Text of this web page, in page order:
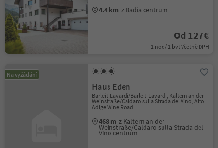
4.4 km z Badia centrum
Od 127€
1 noc / 1 byt Včetně DPH
Na vyžádání
Haus Eden
Barleit-Lavardi/Barleit-Lavardi, Kaltern an der
Weinstraße/Caldaro sulla Strada del Vino, Alto
Adige Wine Road
468 m z Kaltern an der
Weinstraße/Caldaro sulla Strada del
Vino centrum